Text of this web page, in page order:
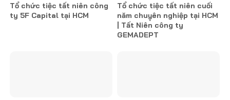
Tổ chức tiệc tất niên công
ty 5F Capital tại HCM
Tổ chức tiệc tất niên cuối
năm chuỵên nghiệp tại HCM
| Tất Niên công ty
GEMADEPT